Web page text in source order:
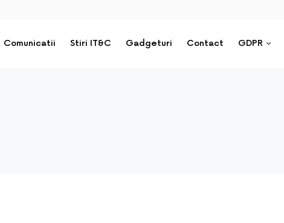
Comunicatii Stiri IT&C Gadgeturi Contact GDPR